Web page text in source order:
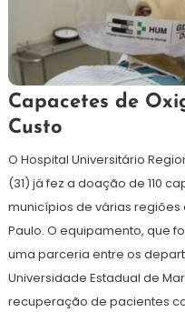
6
de
abril
de
Redação
Capacetes de
Custo
O Hospital Universitário
(31) já fez a doação de 110
municípios de várias
Paulo. O equipamento, que
uma parceria entre os
Universidade Estadual de
recuperação de pacientes